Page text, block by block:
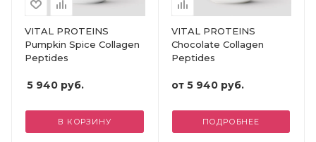
VITAL PROTEINS
Pumpkin Spice Collagen
Peptides
5 940 руб.
В КОРЗИНУ
VITAL PROTEINS
Chocolate Collagen
Peptides
от 5 940 руб.
ПОДРОБНЕЕ